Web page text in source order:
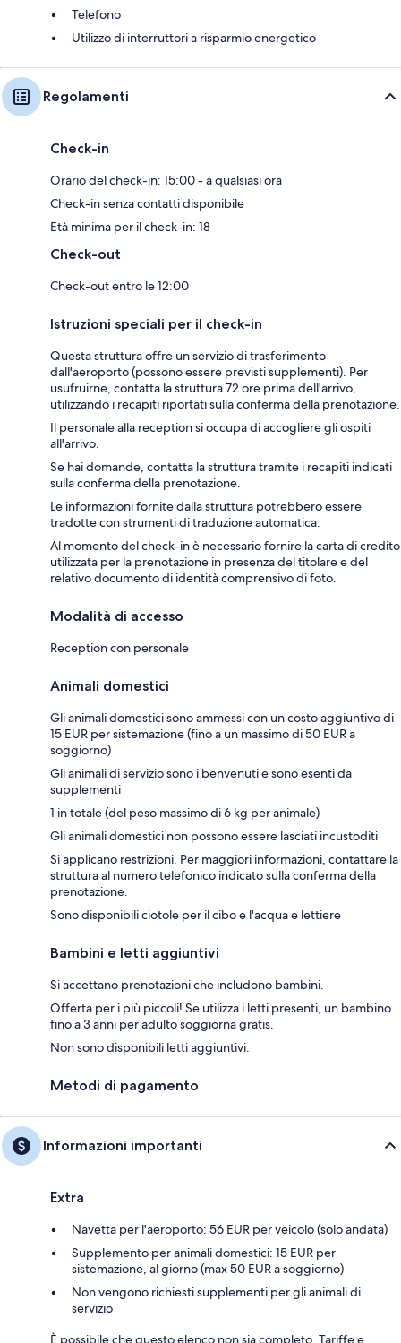
Telefono
Utilizzo di interruttori a risparmio energetico
Regolamenti
Check-in
Orario del check-in: 15:00 - a qualsiasi ora
Check-in senza contatti disponibile
Età minima per il check-in: 18
Check-out
Check-out entro le 12:00
Istruzioni speciali per il check-in
Questa struttura offre un servizio di trasferimento
dall'aeroporto (possono essere previsti supplementi). Per
usufruirne, contatta la struttura 72 ore prima dell'arrivo,
utilizzando i recapiti riportati sulla conferma della prenotazione.
Il personale alla reception si occupa di accogliere gli ospiti
all'arrivo.
Se hai domande, contatta la struttura tramite i recapiti indicati
sulla conferma della prenotazione.
Le informazioni fornite dalla struttura potrebbero essere
tradotte con strumenti di traduzione automatica.
Al momento del check-in è necessario fornire la carta di credito
utilizzata per la prenotazione in presenza del titolare e del
relativo documento di identità comprensivo di foto.
Modalità di accesso
Reception con personale
Animali domestici
Gli animali domestici sono ammessi con un costo aggiuntivo di
15 EUR per sistemazione (fino a un massimo di 50 EUR a
soggiorno)
Gli animali di servizio sono i benvenuti e sono esenti da
supplementi
1 in totale (del peso massimo di 6 kg per animale)
Gli animali domestici non possono essere lasciati incustoditi
Si applicano restrizioni. Per maggiori informazioni, contattare la
struttura al numero telefonico indicato sulla conferma della
prenotazione.
Sono disponibili ciotole per il cibo e l'acqua e lettiere
Bambini e letti aggiuntivi
Si accettano prenotazioni che includono bambini.
Offerta per i più piccoli! Se utilizza i letti presenti, un bambino
fino a 3 anni per adulto soggiorna gratis.
Non sono disponibili letti aggiuntivi.
Metodi di pagamento
Informazioni importanti
Extra
Navetta per l'aeroporto: 56 EUR per veicolo (solo andata)
Supplemento per animali domestici: 15 EUR per
sistemazione, al giorno (max 50 EUR a soggiorno)
Non vengono richiesti supplementi per gli animali di
servizio
È possibile che questo elenco non sia completo. Tariffe e